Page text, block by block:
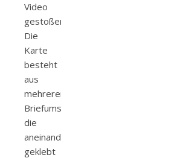
Video
gestoßen.
Die
Karte
besteht
aus
mehreren
Briefumschlägen,
die
aneinander
geklebt